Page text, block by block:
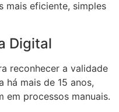
mais eficiente, simples
Digital
reconhecer a validade
há mais de 15 anos,
em processos manuais.